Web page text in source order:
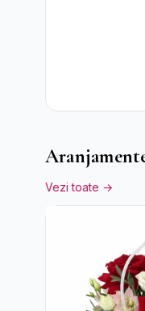
Vezi toate →